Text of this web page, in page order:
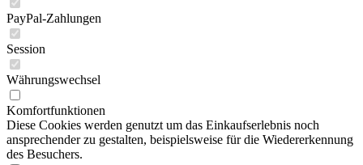
PayPal-Zahlungen
Session
Währungswechsel
Komfortfunktionen
Diese Cookies werden genutzt um das Einkaufserlebnis noch
ansprechender zu gestalten, beispielsweise für die Wiedererkennung
des Besuchers.